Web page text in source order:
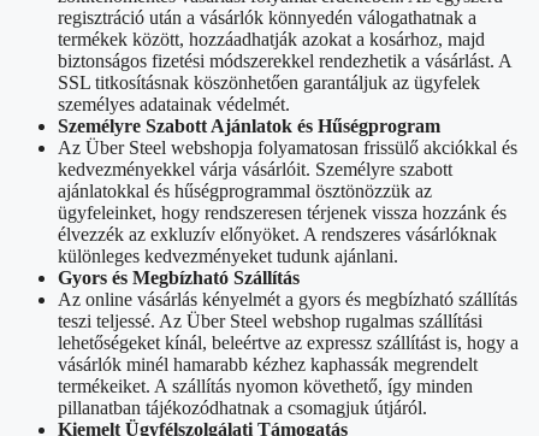
regisztráció után a vásárlók könnyedén válogathatnak a
termékek között, hozzáadhatják azokat a kosárhoz, majd
biztonságos fizetési módszerekkel rendezhetik a vásárlást. A
SSL titkosításnak köszönhetően garantáljuk az ügyfelek
személyes adatainak védelmét.
Személyre Szabott Ajánlatok és Hűségprogram
Az Über Steel webshopja folyamatosan frissülő akciókkal és
kedvezményekkel várja vásárlóit. Személyre szabott
ajánlatokkal és hűségprogrammal ösztönözzük az
ügyfeleinket, hogy rendszeresen térjenek vissza hozzánk és
élvezzék az exkluzív előnyöket. A rendszeres vásárlóknak
különleges kedvezményeket tudunk ajánlani.
Gyors és Megbízható Szállítás
Az online vásárlás kényelmét a gyors és megbízható szállítás
teszi teljessé. Az Über Steel webshop rugalmas szállítási
lehetőségeket kínál, beleértve az expressz szállítást is, hogy a
vásárlók minél hamarabb kézhez kaphassák megrendelt
termékeiket. A szállítás nyomon követhető, így minden
pillanatban tájékozódhatnak a csomagjuk útjáról.
Kiemelt Ügyfélszolgálati Támogatás